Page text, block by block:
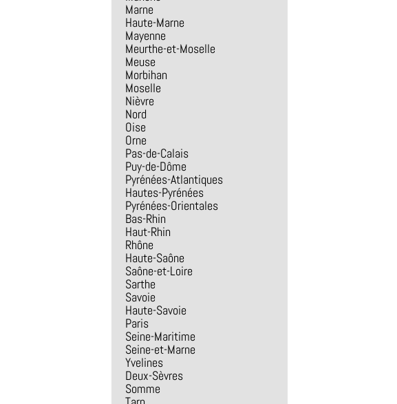
Marne
Haute-Marne
Mayenne
Meurthe-et-Moselle
Meuse
Morbihan
Moselle
Nièvre
Nord
Oise
Orne
Pas-de-Calais
Puy-de-Dôme
Pyrénées-Atlantiques
Hautes-Pyrénées
Pyrénées-Orientales
Bas-Rhin
Haut-Rhin
Rhône
Haute-Saône
Saône-et-Loire
Sarthe
Savoie
Haute-Savoie
Paris
Seine-Maritime
Seine-et-Marne
Yvelines
Deux-Sèvres
Somme